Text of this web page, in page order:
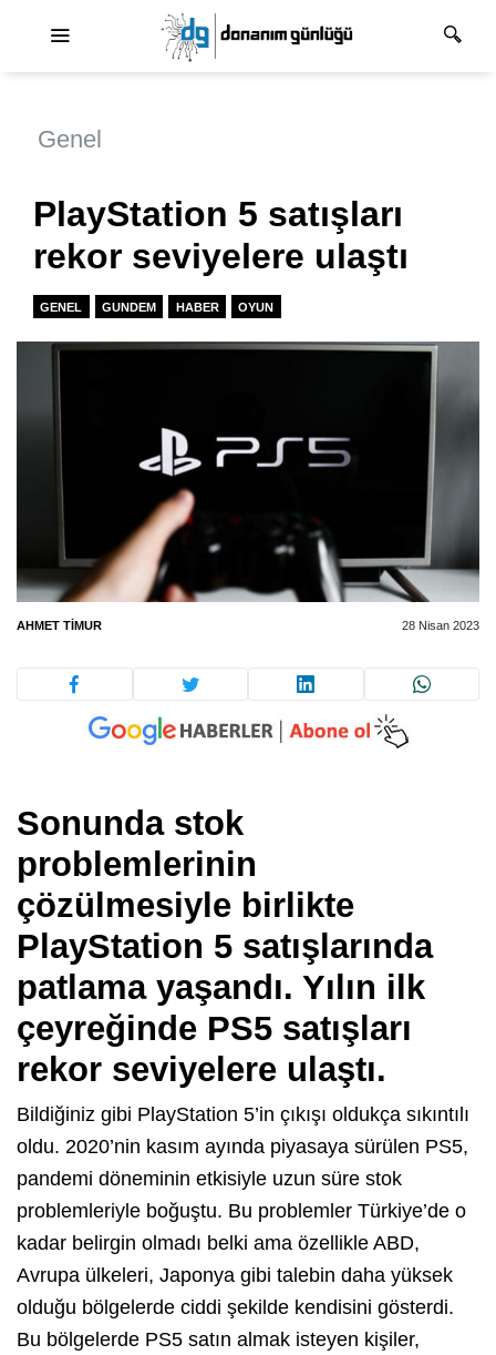
Genel
PlayStation 5 satışları
rekor seviyelere ulaştı
GENEL GUNDEM HABER OYUN
AHMET TIMUR 28 Nisan 2023
Sonunda stok
problemlerinin
çözülmesiyle birlikte
PlayStation 5 satışlarında
patlama yaşandı. Yılın ilk
çeyreğinde PS5 satışları
rekor seviyelere ulaştı.
Bildiğiniz gibi PlayStation 5’in çıkışı oldukça sıkıntılı
oldu. 2020’nin kasım ayında piyasaya sürülen PS5,
pandemi döneminin etkisiyle uzun süre stok
problemleriyle boğuştu. Bu problemler Türkiye’de o
kadar belirgin olmadı belki ama özellikle ABD,
Avrupa ülkeleri, Japonya gibi talebin daha yüksek
olduğu bölgelerde ciddi şekilde kendisini gösterdi.
Bu bölgelerde PS5 satın almak isteyen kişiler,